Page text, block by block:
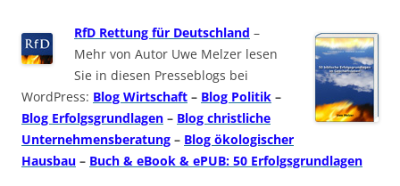
RfD Rettung für Deutschland –
Mehr von Autor Uwe Melzer lesen
Sie in diesen Presseblogs bei
WordPress: Blog Wirtschaft – Blog Politik –
Blog Erfolgsgrundlagen – Blog christliche
Unternehmensberatung – Blog ökologischer
Hausbau – Buch & eBook & ePUB: 50 Erfolgsgrundlagen